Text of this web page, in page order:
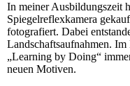
In meiner Ausbildungszeit
Spiegelreflexkamera
fotografiert. Dabei
Landschaftsaufnahmen.
„Learning by Doing“
neuen Motiven.